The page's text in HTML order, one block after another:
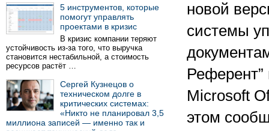
5 инструментов, которые
помогут управлять
проектами в кризис
В кризис компании теряют
устойчивость из-за того, что выручка
становится нестабильной, а стоимость
ресурсов растёт …
Сергей Кузнецов о
техническом долге в
критических системах:
«Никто не планировал 3,5
миллиона записей — именно так и
новой
системы
Microsoft
этом